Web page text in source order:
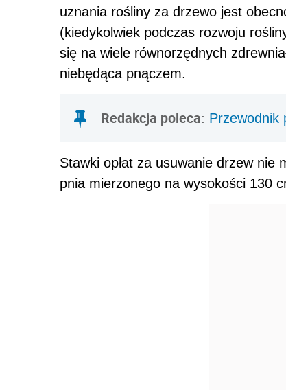
uznania rośliny za drzewo jest
(kiedykolwiek podczas rozwoju
się na wiele równorzędnych
niebędąca pnączem.
Redakcja poleca: Przewodnik
Stawki opłat za usuwanie drzew
pnia mierzonego na wysokości 130